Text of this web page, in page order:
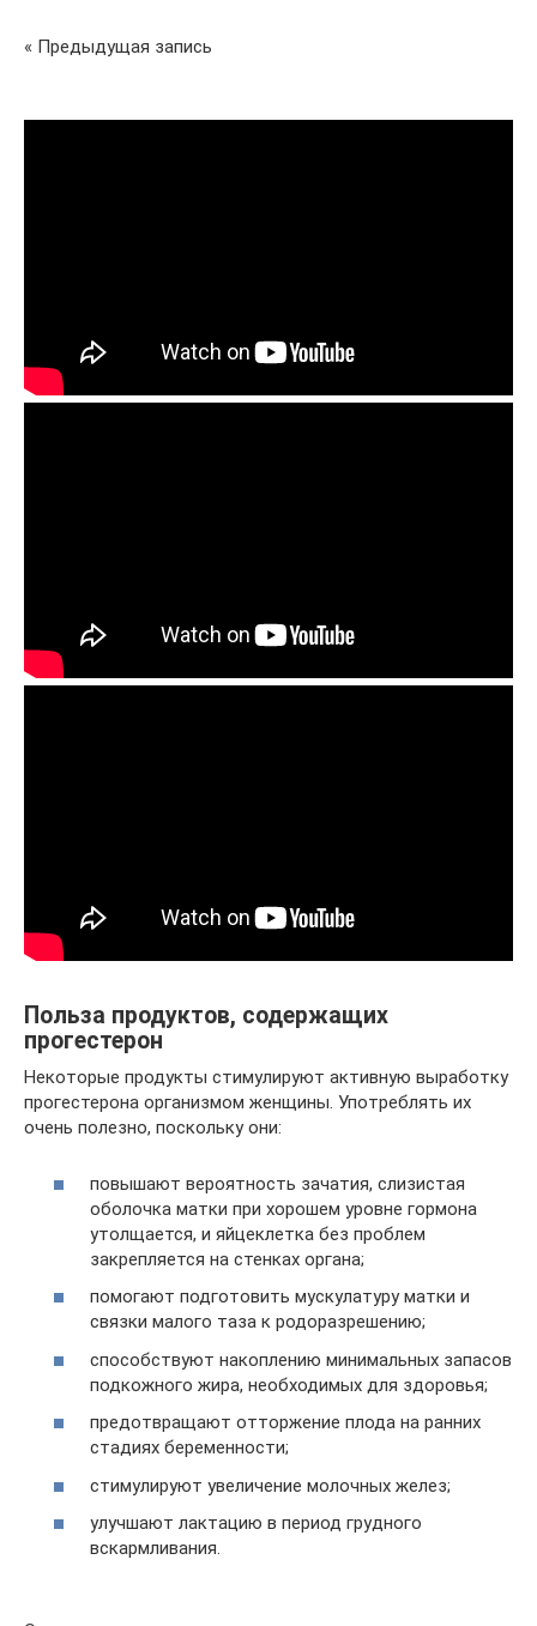
« Предыдущая запись
Польза продуктов, содержащих
прогестерон
Некоторые продукты стимулируют активную выработку
прогестерона организмом женщины. Употреблять их
очень полезно, поскольку они:
повышают вероятность зачатия, слизистая
оболочка матки при хорошем уровне гормона
утолщается, и яйцеклетка без проблем
закрепляется на стенках органа;
помогают подготовить мускулатуру матки и
связки малого таза к родоразрешению;
способствуют накоплению минимальных запасов
подкожного жира, необходимых для здоровья;
предотвращают отторжение плода на ранних
стадиях беременности;
стимулируют увеличение молочных желез;
улучшают лактацию в период грудного
вскармливания.